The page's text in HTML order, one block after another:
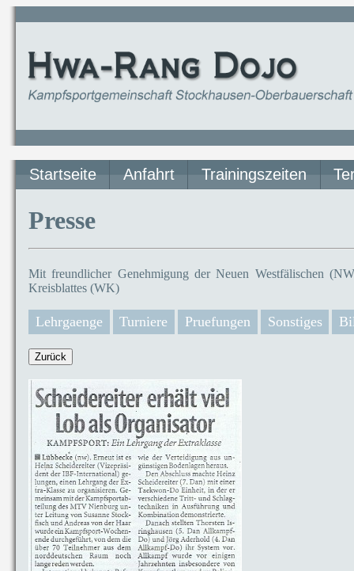
Startseite Anfahrt Trainingszeiten
Presse
Mit freundlicher Genehmigung der Neuen Westfälischen
Kreisblattes (WK)
Lehrgaenge Turniere Pruefungen Sonstiges